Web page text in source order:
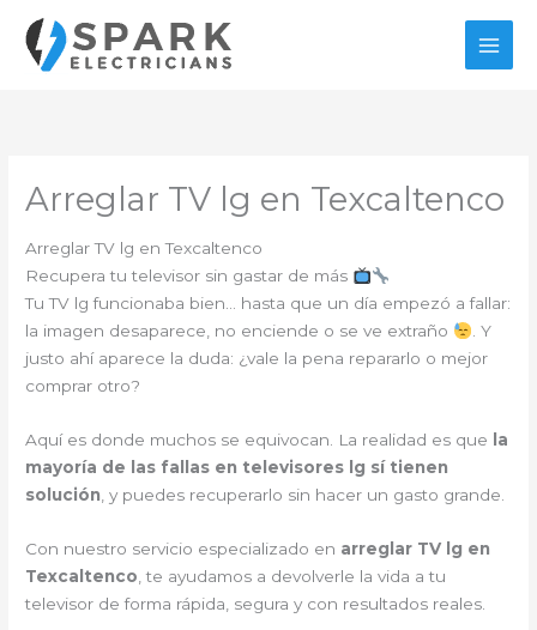
contenido
Arreglar TV lg en Texcaltenco
Arreglar TV lg en Texcaltenco
Recupera tu televisor sin gastar de más
Tu TV lg funcionaba bien… hasta que un día empezó a fallar:
la imagen desaparece, no enciende o se ve extraño
. Y
justo ahí aparece la duda: ¿vale la pena repararlo o mejor
comprar otro?
Aquí es donde muchos se equivocan. La realidad es que
la
mayoría de las fallas en televisores lg sí tienen
solución , y puedes recuperarlo sin hacer un gasto grande.
Con nuestro servicio especializado en arreglar TV lg en
Texcaltenco , te ayudamos a devolverle la vida a tu
televisor de forma rápida, segura y con resultados reales.